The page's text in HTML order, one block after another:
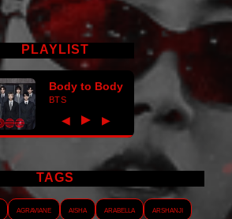
PLAYLIST
Body to Body
BTS
◀ ► ▶
TAGS
Agraviane Aisha Arabella Arshanji